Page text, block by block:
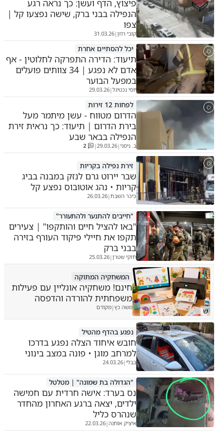
פיצוץ, הדף ועשן: כך נראה רגע
הנפילה בבני ברק, שישה נפצעו קל |
צפו
קובי רוזן|
31.03.26
יכל להסתיים אחרת
תיעוד: הדירה התפרקה לחלוטין - אף
אדם לא נפגע | 34 צוותים פועלים
במפעל הבוער
יוסי נכטיגל|
29.03.26
לפחות 12 זירות
הדרום מטווח - עשן מיתמר מעל
בירת הדרום | תיעוד: כך נראית זירת
הנפילה בבאר שבע
ב. ניסני|
29.03.26
|
2
זירת נפילה בקריות
שבר יירוט גרם לנזק במבנה בביג
קריות • נהג אוטובוס נפצע קל
כיכר השבת|
26.03.26
"חייבים להתנער ולהתעורר"
"באו להציל חיים והותקפו" | צעירים
תקפו את חיילי פיקוד העורף בזירה
בבני ברק
חזקי שטרן|
25.03.26
ש
המשחקיה המתוקה
חינם! משחקיה אונליין עם פעילות
משפחתית להורדה והדפסה
משה כץ|מקודם
נפגע בהדף מהטיל
חובש איחוד הצלה נפגע בדרכו
למרחב מוגן • פונה במצב בינוני
בבלי|
24.03.26
"הגדולה בת שמונה" | מטלטל
נס בערד: אישה חרדית עם חמישה
ילדים, יצאה ברגע האחרון מהחדר
שנהרס כליל
איציק אוחנה|
22.03.26